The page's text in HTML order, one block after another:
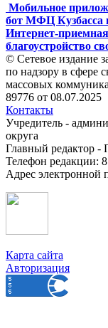
Мобильное
бот МФЦ Кузбасса
Интернет-приемная
благоустройство
© Сетевое издание
по надзору в сфере
массовых
89776 от 08.07.2025
Контакты
Учредитель -
округа
Главный редактор -
Телефон редакции:
Адрес электронной
Карта сайта
Авторизация